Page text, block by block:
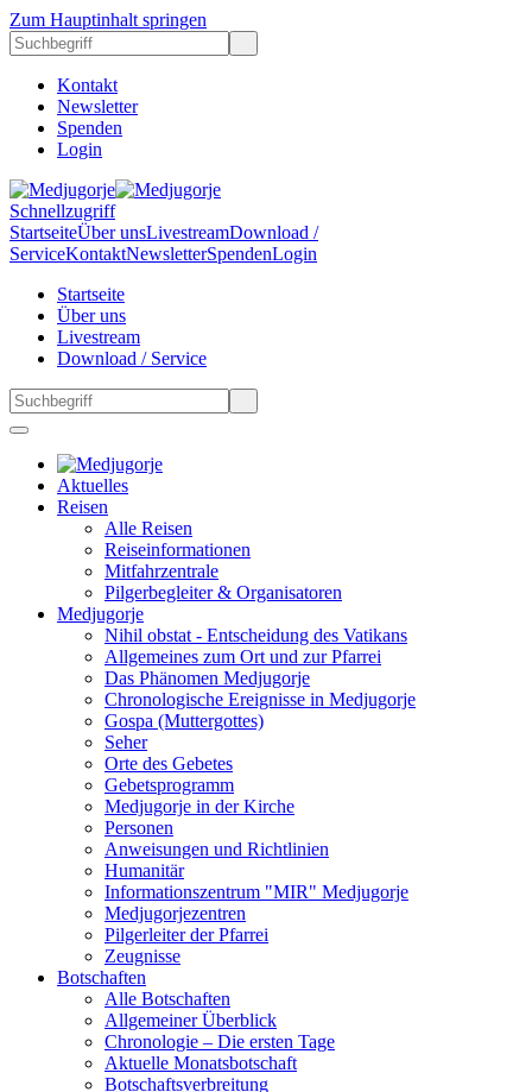
Zum Hauptinhalt springen
Kontakt
Newsletter
Spenden
Login
Schnellzugriff
StartseiteÜber unsLivestreamDownload /
ServiceKontaktNewsletterSpendenLogin
Startseite
Über uns
Livestream
Download / Service
Aktuelles
Reisen
Alle Reisen
Reiseinformationen
Mitfahrzentrale
Pilgerbegleiter & Organisatoren
Medjugorje
Nihil obstat - Entscheidung des Vatikans
Allgemeines zum Ort und zur Pfarrei
Das Phänomen Medjugorje
Chronologische Ereignisse in Medjugorje
Gospa (Muttergottes)
Seher
Orte des Gebetes
Gebetsprogramm
Medjugorje in der Kirche
Personen
Anweisungen und Richtlinien
Humanitär
Informationszentrum "MIR" Medjugorje
Medjugorjezentren
Pilgerleiter der Pfarrei
Zeugnisse
Botschaften
Alle Botschaften
Allgemeiner Überblick
Chronologie – Die ersten Tage
Aktuelle Monatsbotschaft
Botschaftsverbreitung